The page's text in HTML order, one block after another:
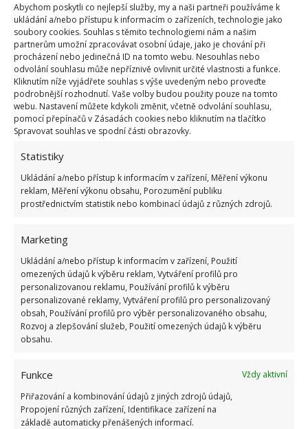
Abychom poskytli co nejlepší služby, my a naši partneři používáme k
ukládání a/nebo přístupu k informacím o zařízeních, technologie jako
soubory cookies. Souhlas s těmito technologiemi nám a našim
partnerům umožní zpracovávat osobní údaje, jako je chování při
procházení nebo jedinečná ID na tomto webu. Nesouhlas nebo
odvolání souhlasu může nepříznivě ovlivnit určité vlastnosti a funkce.
Kliknutím níže vyjádřete souhlas s výše uvedeným nebo proveďte
podrobnější rozhodnutí. Vaše volby budou použity pouze na tomto
webu. Nastavení můžete kdykoli změnit, včetně odvolání souhlasu,
pomocí přepínačů v Zásadách cookies nebo kliknutím na tlačítko
Spravovat souhlas ve spodní části obrazovky.
Statistiky
Ukládání a/nebo přístup k informacím v zařízení, Měření výkonu
reklam, Měření výkonu obsahu, Porozumění publiku
prostřednictvím statistik nebo kombinací údajů z různých zdrojů.
Marketing
Ukládání a/nebo přístup k informacím v zařízení, Použití
omezených údajů k výběru reklam, Vytváření profilů pro
personalizovanou reklamu, Používání profilů k výběru
personalizované reklamy, Vytváření profilů pro personalizovaný
obsah, Používání profilů pro výběr personalizovaného obsahu,
Rozvoj a zlepšování služeb, Použití omezených údajů k výběru
obsahu.
Funkce
Vždy aktivní
Přiřazování a kombinování údajů z jiných zdrojů údajů,
Propojení různých zařízení, Identifikace zařízení na
základě automaticky přenášených informací.
Pak je možné na případné vniknutí do vaší
domácnosti rychle reagovat. Pokud se o krádeži
dozvíte až za týden, nebude snadné zloděje s vašimi
cennostmi či penězi v jejich kapsách vypátrat a
chytit. O bytovýchzlodějícha jejich označování
cílů jsme už na webu BydlímeÚtulně psali.
POLICIE ZLODĚJ